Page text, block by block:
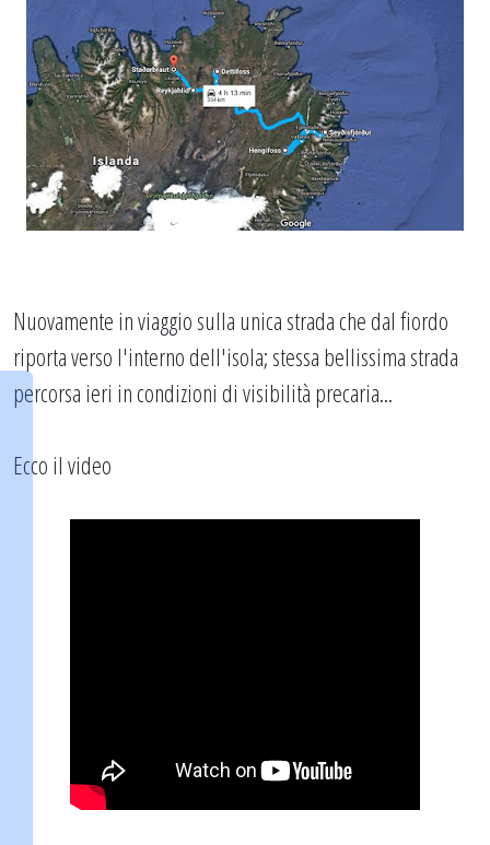
Nuovamente in viaggio sulla unica strada che dal fiordo
riporta verso l'interno dell'isola; stessa bellissima strada
percorsa ieri in condizioni di visibilità precaria...
Ecco il video